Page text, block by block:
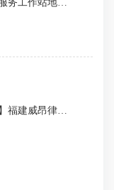
【公共法律服务平台】沙县公共法律服务工作站地址及联系方式
【法律服务机构、人员信息查询服务】福建威昂律师事务所信息